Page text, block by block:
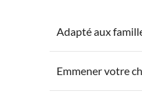
Adapté aux